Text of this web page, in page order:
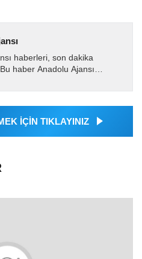
haberleri, son dakika
haber Anadolu Ajansı
tüm...
İÇİN TIKLAYINIZ